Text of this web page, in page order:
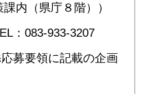
内（県庁８階））
3207
要領に記載の企画